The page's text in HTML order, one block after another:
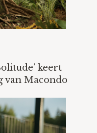
keert
van Macondo